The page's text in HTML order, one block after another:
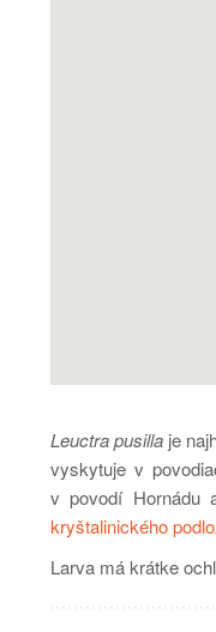
Leuctra pusilla je
vyskytuje v
v povodí Hornádu
kryštalinického
Larva má krátke